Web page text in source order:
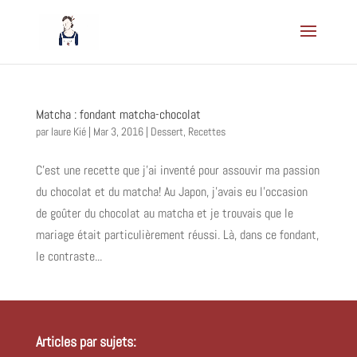
Matcha : fondant matcha-chocolat
par laure Kié| Mar 3, 2016| Dessert, Recettes
C’est une recette que j’ai inventé pour assouvir ma passion
du chocolat et du matcha! Au Japon, j’avais eu l’occasion
de goûter du chocolat au matcha et je trouvais que le
mariage était particulièrement réussi. Là, dans ce fondant,
le contraste...
Articles par sujets: